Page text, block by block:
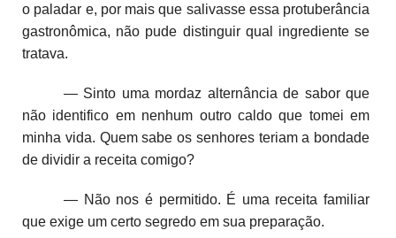
o paladar e, por mais que salivasse essa protuberância
gastronômica, não pude distinguir qual ingrediente se
tratava.
— Sinto uma mordaz alternância de sabor que
não identifico em nenhum outro caldo que tomei em
minha vida. Quem sabe os senhores teriam a bondade
de dividir a receita comigo?
— Não nos é permitido. É uma receita familiar
que exige um certo segredo em sua preparação.